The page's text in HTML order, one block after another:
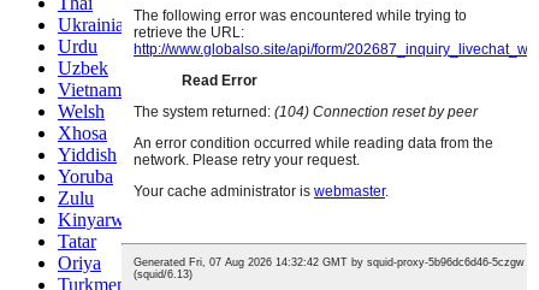
Ukrainian
Urdu
Uzbek
Vietnamese
Welsh
Xhosa
Yiddish
Yoruba
Zulu
Kinyarwanda
Tatar
Oriya
Turkmen